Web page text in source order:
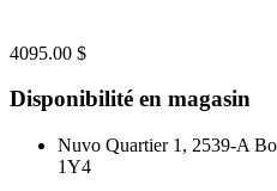
4095.00 $
Disponibilité en magasin
Nuvo Quartier 1, 2539-A
1Y4